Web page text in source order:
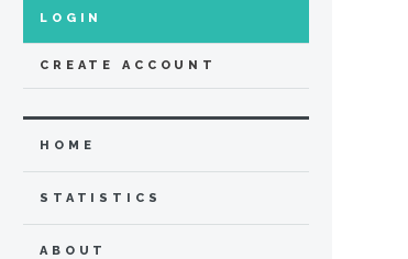
LOGIN
CREATE ACCOUNT
HOME
STATISTICS
ABOUT